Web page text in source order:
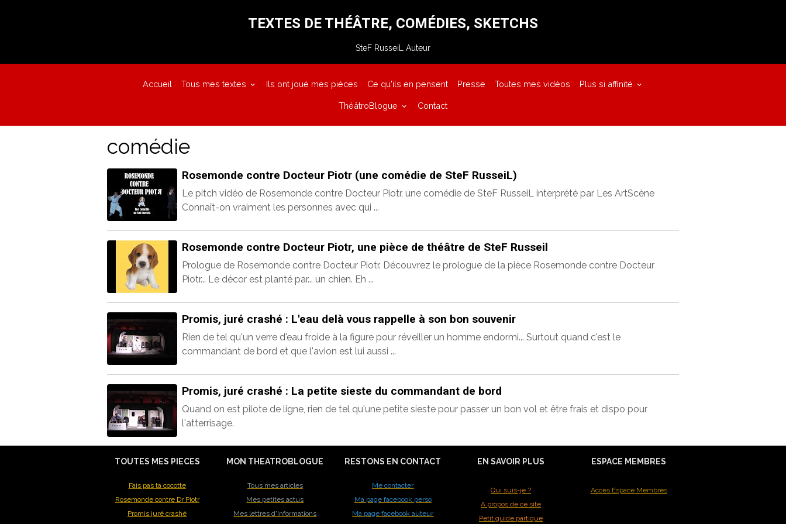
TEXTES DE THÉÂTRE, COMÉDIES, SKETCHS
SteF RusseiL Auteur
Accueil Tous mes textes Ils ont joué mes pièces Ce qu'ils en pensent Presse Toutes mes vidéos Plus si affinité
ThéâtroBlogue Contact
comédie
Rosemonde contre Docteur Piotr (une comédie de SteF RusseiL)
Le pitch vidéo de Rosemonde contre Docteur Piotr, une comédie de SteF RusseiL interprété par Les ArtScène
Connaît-on vraiment les personnes avec qui ...
Rosemonde contre Docteur Piotr, une pièce de théâtre de SteF Russeil
Prologue de Rosemonde contre Docteur Piotr. Découvrez le prologue de la pièce Rosemonde contre Docteur
Piotr... Le décor est planté par... un chien. Eh ...
Promis, juré crashé : L'eau delà vous rappelle à son bon souvenir
Rien de tel qu'un verre d'eau froide à la figure pour réveiller un homme endormi... Surtout quand c'est le
commandant de bord et que l'avion est lui aussi ...
Promis, juré crashé : La petite sieste du commandant de bord
Quand on est pilote de ligne, rien de tel qu'une petite sieste pour passer un bon vol et être frais et dispo pour
l'atterrisage.
TOUTES MES PIECES
Fais pas ta cocotte
Rosemonde contre Dr Piotr
Promis juré crashé
MON THEATROBLOGUE
Tous mes articles
Mes petites actus
Mes lettres d'informations
RESTONS EN CONTACT
Me contacter
Ma page facebook perso
Ma page facebook auteur
EN SAVOIR PLUS
Qui suis-je ?
A propos de ce site
Petit guide partique
ESPACE MEMBRES
Accès Espace Membres